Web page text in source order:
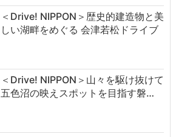
＜Drive! NIPPON＞歴史的建造物と美
しい湖畔をめぐる 会津若松ドライブ
＜Drive! NIPPON＞山々を駆け抜けて
五色沼の映えスポットを目指す磐…